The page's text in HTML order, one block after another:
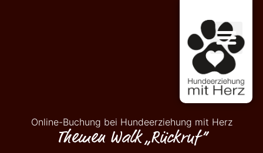
Online-Buchung bei Hundeerziehung mit Herz
Themen Walk „Rückruf“